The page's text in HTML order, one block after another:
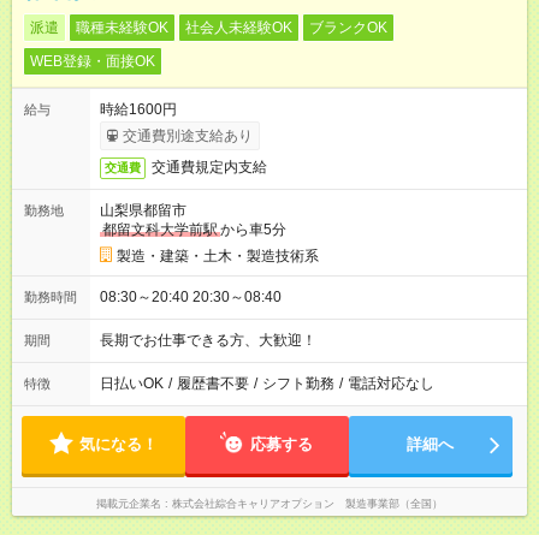
派遣 職種未経験OK 社会人未経験OK
ブランクOK
WEB登録・面接OK
給与
時給1600円
交通費別途支給あり
交通費 交通費規定内支給
勤務地
山梨県都留市
都留文科大学前駅から車5分
製造・建築・土木・製造技術系
勤務時間 08:30～20:40 20:30～08:40
期間 長期でお仕事できる方、大歓迎！
特徴 日払いOK / 履歴書不要 / シフト勤務 / 電話対応なし
気になる！ 応募する 詳細へ
掲載元企業名 株式会社綜合キャリアオプション 製造事業部（全国）